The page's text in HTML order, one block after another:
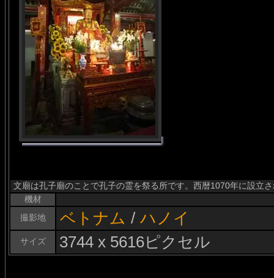
文廟は孔子廟のことで孔子の霊を祭る所です。西暦1070年に設立
機材
撮影地
ベトナム / ハノイ
サイズ 3744 x 5616ピクセル